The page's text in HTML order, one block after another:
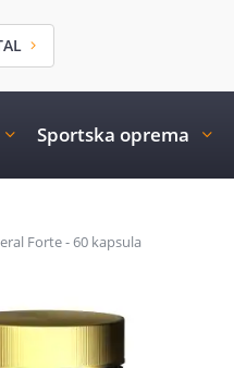
Sportska oprema
Forte - 60 kapsula